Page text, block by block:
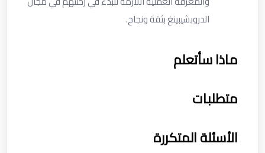
الدروبشيبينغ بثقة ونجاح.
ماذا سأتعلم
متطلبات
الأسئلة المتكررة